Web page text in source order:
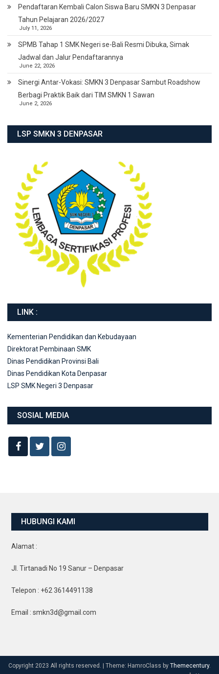
Pendaftaran Kembali Calon Siswa Baru SMKN 3 Denpasar
Tahun Pelajaran 2026/2027
July 11, 2026
SPMB Tahap 1 SMK Negeri se-Bali Resmi Dibuka, Simak
Jadwal dan Jalur Pendaftarannya
June 22, 2026
Sinergi Antar-Vokasi: SMKN 3 Denpasar Sambut Roadshow
Berbagi Praktik Baik dari TIM SMKN 1 Sawan
June 2, 2026
LSP SMKN 3 DENPASAR
LINK :
Kementerian Pendidikan dan Kebudayaan
Direktorat Pembinaan SMK
Dinas Pendidikan Provinsi Bali
Dinas Pendidikan Kota Denpasar
LSP SMK Negeri 3 Denpasar
SOSIAL MEDIA
HUBUNGI KAMI
Alamat :
Jl. Tirtanadi No 19 Sanur – Denpasar
Telepon : +62 3614491138
Email : smkn3d@gmail.com
Copyright 2023 All rights reserved. | Theme: HamroClass by Themecentury.